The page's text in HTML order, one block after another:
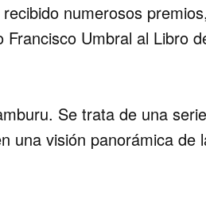
numerosos premios,
Umbral al Libro
Se trata de una
una visión panorámica de